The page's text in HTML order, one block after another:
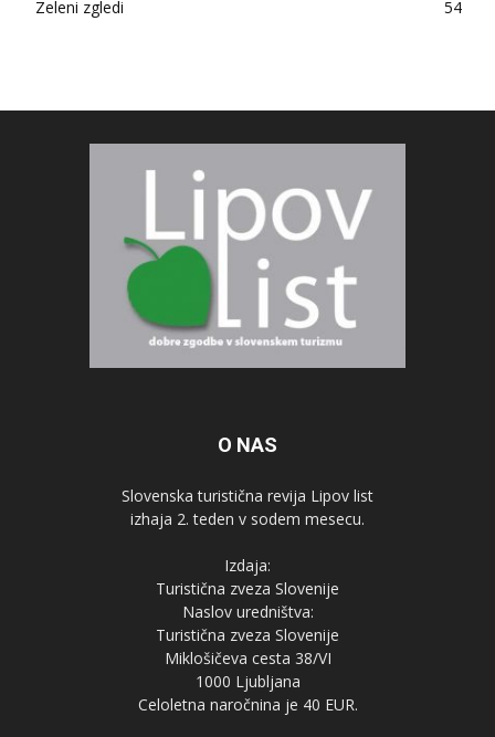
Zeleni zgledi
54
O NAS
Slovenska turistična revija Lipov list
izhaja 2. teden v sodem mesecu.
Izdaja:
Turistična zveza Slovenije
Naslov uredništva:
Turistična zveza Slovenije
Miklošičeva cesta 38/VI
1000 Ljubljana
Celoletna naročnina je 40 EUR.